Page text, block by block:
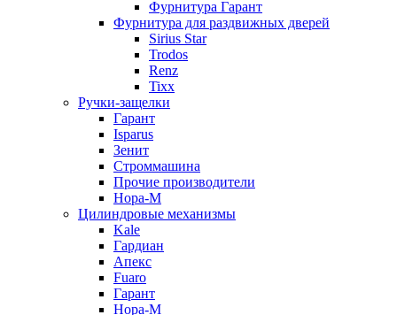
Фурнитура Гарант
Фурнитура для раздвижных дверей
Sirius Star
Trodos
Renz
Tixx
Ручки-защелки
Гарант
Isparus
Зенит
Строммашина
Прочие производители
Нора-М
Цилиндровые механизмы
Kale
Гардиан
Апекс
Fuaro
Гарант
Нора-М